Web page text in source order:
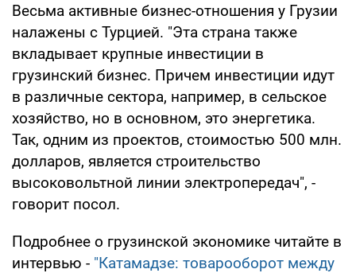
Весьма активные бизнес-отношения у Грузии
налажены с Турцией. "Эта страна также
вкладывает крупные инвестиции в
грузинский бизнес. Причем инвестиции идут
в различные сектора, например, в сельское
хозяйство, но в основном, это энергетика.
Так, одним из проектов, стоимостью 500 млн.
долларов, является строительство
высоковольтной линии электропередач", -
говорит посол.
Подробнее о грузинской экономике читайте в
интервью - "Катамадзе: товарооборот между